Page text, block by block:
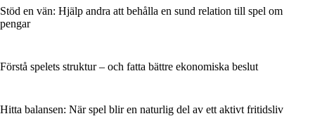
Stöd en vän: Hjälp andra att behålla en sund relation till spel om
pengar
Förstå spelets struktur – och fatta bättre ekonomiska beslut
Hitta balansen: När spel blir en naturlig del av ett aktivt fritidsliv